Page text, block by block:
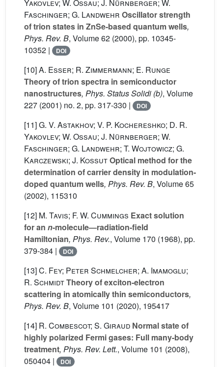
Yakovlev; W. Ossau; J. Nürnberger; W.
Faschinger; G. Landwehr Oscillator strength
of trion states in ZnSe-based quantum wells,
Phys. Rev. B, Volume 62 (2000), pp. 10345-
10352 |
DOI
[10]A. Esser; R. Zimmermann; E. Runge
Theory of trion spectra in semiconductor
nanostructures, Phys. Status Solidi (b), Volume
227 (2001) no. 2, pp. 317-330 | DOI
[11]G. V. Astakhov; V. P. Kochereshko; D. R.
Yakovlev; W. Ossau; J. Nürnberger; W.
Faschinger; G. Landwehr; T. Wojtowicz; G.
Karczewski; J. KossutOptical method for the
determination of carrier density in modulation-
doped quantum wells, Phys. Rev. B, Volume 65
(2002), 115310
[12] M. Tavis; F. W. Cummings Exact solution
for an n-molecule—radiation-field
Hamiltonian, Phys. Rev., Volume 170 (1968), pp.
379-384 |
DOI
[13]C. Fey; Peter Schmelcher; A. Imamoglu;
R. SchmidtTheory of exciton-electron
scattering in atomically thin semiconductors,
Phys. Rev. B, Volume 101 (2020), 195417
[14] R. Combescot; S. Giraud Normal state of
highly polarized Fermi gases: Full many-body
treatment, Phys. Rev. Lett., Volume 101 (2008),
050404 |
DOI